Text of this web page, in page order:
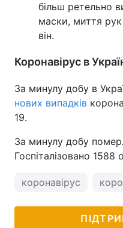
більш ретельно
маски, миття
він.
Коронавірус в
За минулу добу в
нових випадків
19.
За минулу добу
Госпіталізовано 1588
коронавірус